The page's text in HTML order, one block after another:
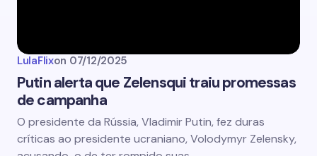
LulaFlixon 07/12/2025
Putin alerta que Zelensqui traiu promessas
de campanha
O presidente da Rússia, Vladimir Putin, fez duras
críticas ao presidente ucraniano, Volodymyr Zelensky,